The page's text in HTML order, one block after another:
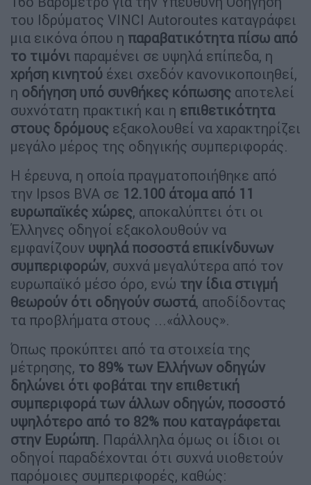
του Ιδρύματος VINCI Autoroutes καταγράφει
μια εικόνα όπου η παραβατικότητα πίσω από
το τιμόνι παραμένει σε υψηλά επίπεδα, η
χρήση κινητού έχει σχεδόν κανονικοποιηθεί,
η οδήγηση υπό συνθήκες κόπωσης αποτελεί
συχνότατη πρακτική και η επιθετικότητα
στους δρόμους εξακολουθεί να χαρακτηρίζει
μεγάλο μέρος της οδηγικής συμπεριφοράς.
Η έρευνα, η οποία πραγματοποιήθηκε από
την Ipsos BVA σε 12.100 άτομα από 11
ευρωπαϊκές χώρες, αποκαλύπτει ότι οι
Έλληνες οδηγοί εξακολουθούν να
εμφανίζουν υψηλά ποσοστά επικίνδυνων
συμπεριφορών, συχνά μεγαλύτερα από τον
ευρωπαϊκό μέσο όρο, ενώ την ίδια στιγμή
θεωρούν ότι οδηγούν σωστά, αποδίδοντας
τα προβλήματα στους ...«άλλους».
Όπως προκύπτει από τα στοιχεία της
μέτρησης, το 89% των Ελλήνων οδηγών
δηλώνει ότι φοβάται την επιθετική
συμπεριφορά των άλλων οδηγών, ποσοστό
υψηλότερο από το 82% που καταγράφεται
στην Ευρώπη. Παράλληλα όμως οι ίδιοι οι
οδηγοί παραδέχονται ότι συχνά υιοθετούν
παρόμοιες συμπεριφορές, καθώς: